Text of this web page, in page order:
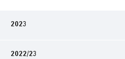
2023
2022/23